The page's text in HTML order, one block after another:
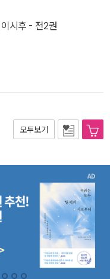
시후 - 전2권
모두보기